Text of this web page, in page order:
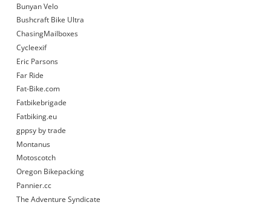
Bunyan Velo
Bushcraft Bike Ultra
ChasingMailboxes
Cycleexif
Eric Parsons
Far Ride
Fat-Bike.com
Fatbikebrigade
Fatbiking.eu
gppsy by trade
Montanus
Motoscotch
Oregon Bikepacking
Pannier.cc
The Adventure Syndicate